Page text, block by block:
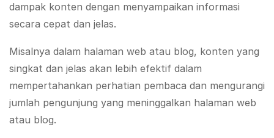
dampak konten dengan menyampaikan informasi
secara cepat dan jelas.
Misalnya dalam halaman web atau blog, konten yang
singkat dan jelas akan lebih efektif dalam
mempertahankan perhatian pembaca dan mengurangi
jumlah pengunjung yang meninggalkan halaman web
atau blog.